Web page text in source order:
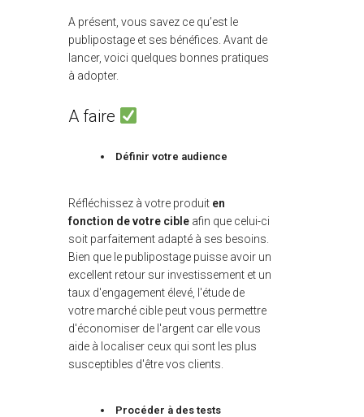
A présent, vous savez ce qu’est le
publipostage et ses bénéfices. Avant de
lancer, voici quelques bonnes pratiques
à adopter.
A faire
Définir votre audience
Réfléchissez à votre produit en
fonction de votre cible afin que celui-ci
soit parfaitement adapté à ses besoins.
Bien que le publipostage puisse avoir un
excellent retour sur investissement et un
taux d'engagement élevé, l'étude de
votre marché cible peut vous permettre
d'économiser de l'argent car elle vous
aide à localiser ceux qui sont les plus
susceptibles d'être vos clients.
Procéder à des tests